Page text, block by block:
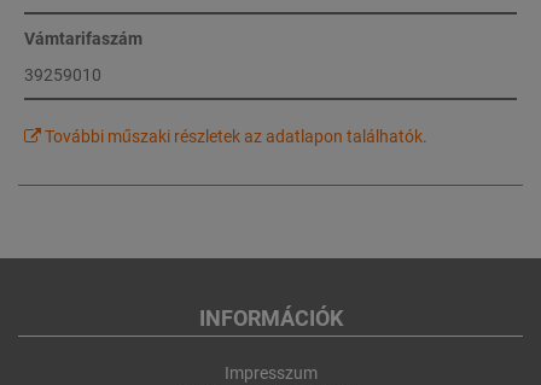
Vámtarifaszám
39259010
További műszaki részletek az adatlapon találhatók.
INFORMÁCIÓK
Impresszum